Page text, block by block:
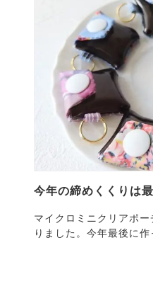
今年の締めくくりは
マイクロミニクリアポーチ いよいよ今年も最後の日
りました。今年最後に作